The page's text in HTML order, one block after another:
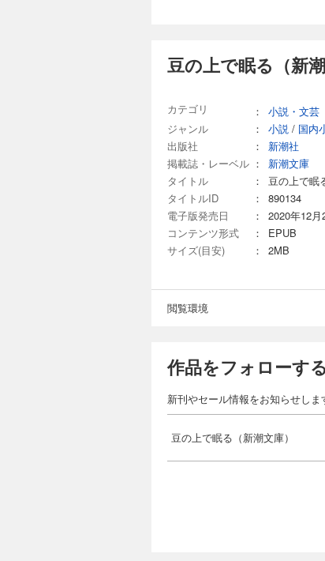
豆の上で眠る（新
カテゴリ ：
小説・文芸
ジャンル
： 小説 / 国内
出版社
：
新潮社
掲載誌・レーベル ：
新潮文庫
タイトル
：
豆の上で眠
タイトルID
：
890134
電子版発売日
：
2020年12月
コンテンツ形式
：
EPUB
サイズ(目安)
： 2MB
閲覧環境
作品をフォローする
新刊やセール情報をお知らせしま
豆の上で眠る（新潮文庫）